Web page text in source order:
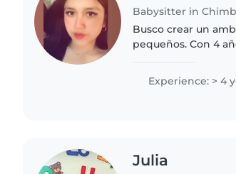
Babysitter in
Busco crear un
pequeños. Con 4
dibujar y hacer
Experience: > 4
Julia